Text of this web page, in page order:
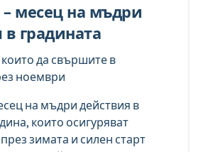
месец на мъдри
градината
да свършите в
ноември
на мъдри действия в
които осигуряват
зимата и силен старт